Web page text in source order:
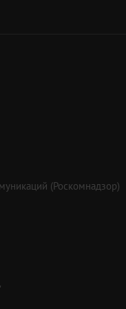
(Роскомнадзор)